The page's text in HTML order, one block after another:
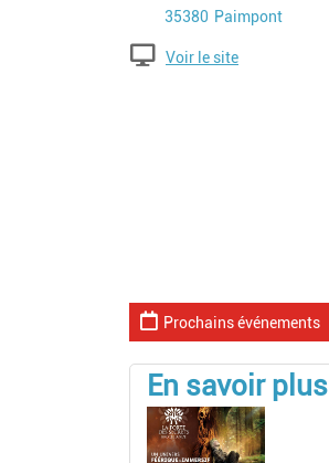
Code postal
35380 Ville
Paimpont
Voir le site
Prochains événements
En savoir plus